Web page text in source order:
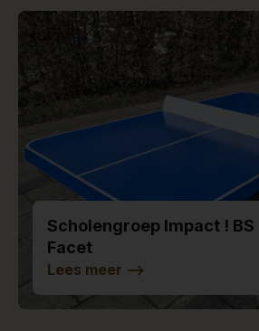
Scholengroep Impact ! BS
Facet
Lees meer -->